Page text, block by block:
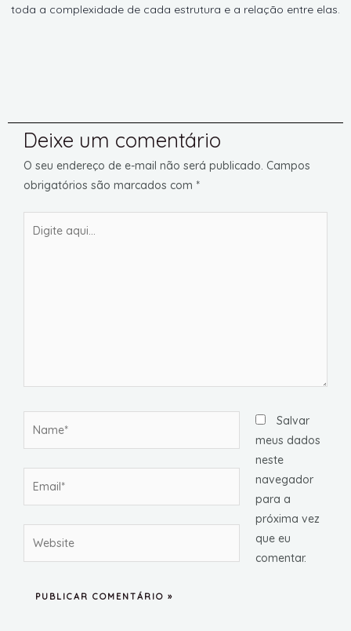
toda a complexidade de cada estrutura e a relação entre elas.
Deixe um comentário
O seu endereço de e-mail não será publicado. Campos
obrigatórios são marcados com *
aqui...
Salvar
meus dados
neste
navegador
para a
próxima vez
que eu
comentar.